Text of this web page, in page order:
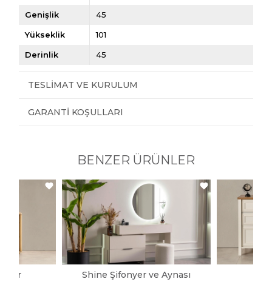
Genişlik 45
Yükseklik 101
Derinlik 45
TESLIMAT VE KURULUM
GARANTI KOŞULLARI
BENZER ÜRÜNLER
Shine Şifonyer ve Aynası